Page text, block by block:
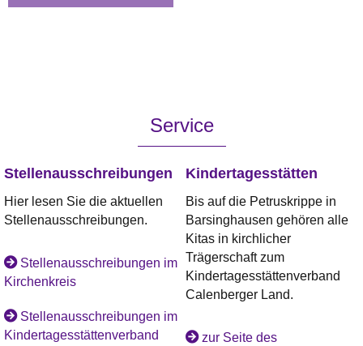
Service
Stellenausschreibungen
Hier lesen Sie die aktuellen
Stellenausschreibungen.
Stellenausschreibungen im
Kirchenkreis
Stellenausschreibungen im
Kindertagesstättenverband
Kindertagesstätten
Bis auf die Petruskrippe in
Barsinghausen gehören alle
Kitas in kirchlicher
Trägerschaft zum
Kindertagesstättenverband
Calenberger Land.
zur Seite des